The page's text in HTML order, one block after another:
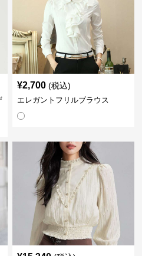
¥2,700 (税込)
エレガントフリルブラウス